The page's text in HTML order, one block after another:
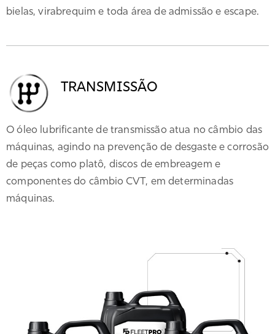
bielas, virabrequim e toda área de admissão e escape.
TRANSMISSÃO
O óleo lubrificante de transmissão atua no câmbio das
máquinas, agindo na prevenção de desgaste e corrosão
de peças como platô, discos de embreagem e
componentes do câmbio CVT, em determinadas
máquinas.